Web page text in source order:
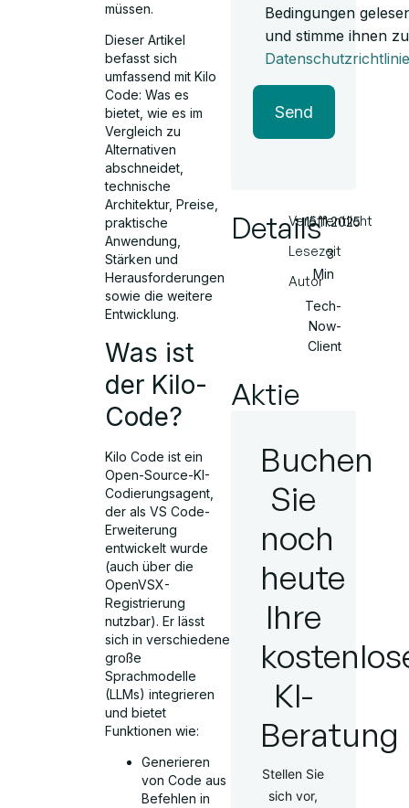
müssen.
Dieser Artikel
befasst sich
umfassend mit Kilo
Code: Was es
bietet, wie es im
Vergleich zu
Alternativen
abschneidet,
technische
Architektur, Preise,
praktische
Anwendung,
Stärken und
Herausforderungen
sowie die weitere
Entwicklung.
Was ist
der Kilo-
Code?
Kilo Code ist ein
Open-Source-KI-
Codierungsagent,
der als VS Code-
Erweiterung
entwickelt wurde
(auch über die
OpenVSX-
Registrierung
nutzbar). Er lässt
sich in verschiedene
große
Sprachmodelle
(LLMs) integrieren
und bietet
Funktionen wie:
Generieren
von Code aus
Befehlen in
Bedingungen
und stimme ihnen
Datenschutzrichtlinie
Send
DetailsVeröffentlicht
Lesezeit
Autor
15.11.2025
3
Min
Tech-
Now-
Client
Aktie
Buchen
Sie
noch
heute
Ihre
KI-
Beratung
Stellen Sie
sich vor,